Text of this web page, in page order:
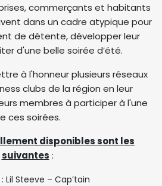
commerçants et habitants
dans un cadre atypique pour
de détente, développer leur
d'une belle soirée d’été.
à l'honneur plusieurs réseaux
clubs de la région en leur
membres à participer à l'une
ces soirées.
disponibles sont les
suivantes :
Lil Steeve – Cap’tain